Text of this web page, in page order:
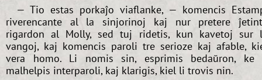
— Tio estas porkaĵo viaflanke, — komencis
riverencante al la sinjorinoj kaj nur pretere
rigardon al Molly, sed tuj ridetis, kun kavetoj sur
vangoj, kaj komencis paroli tre serioze kaj afable,
vera homo. Li nomis sin, esprimis bedaŭron, ke
malhelpis interparoli, kaj klarigis, kiel li trovis nin.